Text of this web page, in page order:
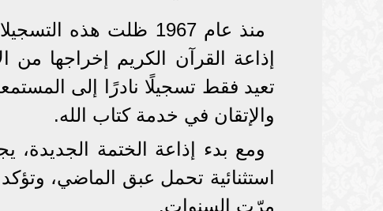
منذ عام 1967 ظلت
إذاعة القرآن الكريم إخراجها
تعيد فقط تسجيلًا نادرًا إلى
والإتقان في خدمة كتاب الله.
ومع بدء إذاعة الختمة الجديدة،
استثنائية تحمل عبق الماضي،
مرّت السنوات.